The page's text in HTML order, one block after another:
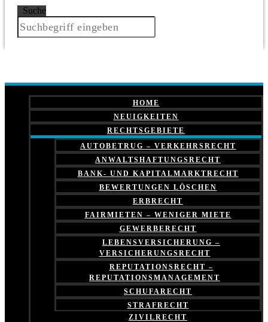
Suche
HOME
NEUIGKEITEN
RECHTSGEBIETE
AUTOBETRUG – VERKEHRSRECHT
ANWALTSHAFTUNGSRECHT
BANK- UND KAPITALMARKTRECHT
BEWERTUNGEN LÖSCHEN
ERBRECHT
FAIRMIETEN – WENIGER MIETE
GEWERBERECHT
LEBENSVERSICHERUNG –
VERSICHERUNGSRECHT
REPUTATIONSRECHT –
REPUTATIONSMANAGEMENT
SCHUFARECHT
STRAFRECHT
ZIVILRECHT